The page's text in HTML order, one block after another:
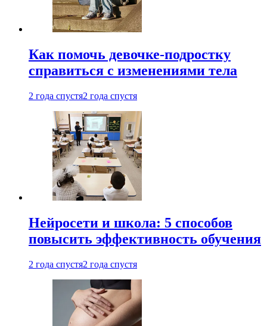
Как помочь девочке-подростку
справиться с изменениями тела
2 года спустя2 года спустя
Нейросети и школа: 5 способов
повысить эффективность обучения
2 года спустя2 года спустя